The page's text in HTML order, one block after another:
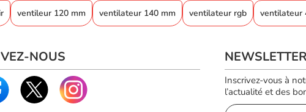
ventileur 120 mm ventilateur 140 mm ventilateur rgb ventilateur
NOUS NEWSLETTER
Inscrivez-vous à
l’actualité et des